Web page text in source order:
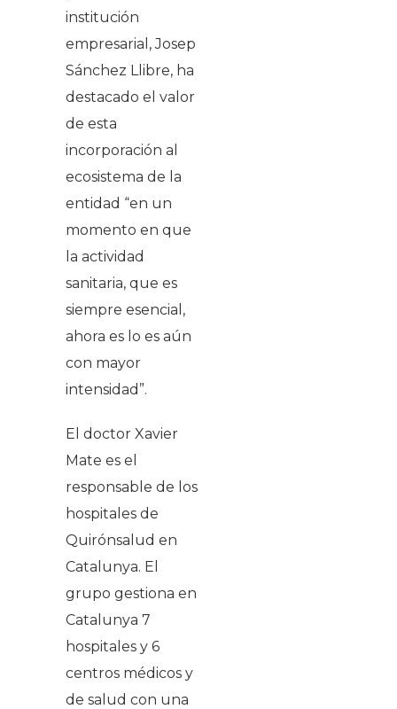
institución
empresarial, Josep
Sánchez Llibre, ha
destacado el valor
de esta
incorporación al
ecosistema de la
entidad “en un
momento en que
la actividad
sanitaria, que es
siempre esencial,
ahora es lo es aún
con mayor
intensidad”.
El doctor Xavier
Mate es el
responsable de los
hospitales de
Quirónsalud en
Catalunya. El
grupo gestiona en
Catalunya 7
hospitales y 6
centros médicos y
de salud con una